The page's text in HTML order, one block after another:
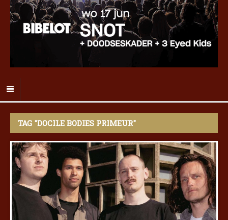
TAG "DOCILE BODIES PRIMEUR"